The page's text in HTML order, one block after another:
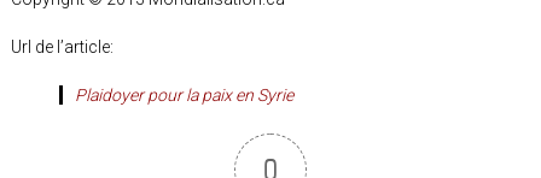
Url de l’article:
Plaidoyer pour la paix en Syrie
0